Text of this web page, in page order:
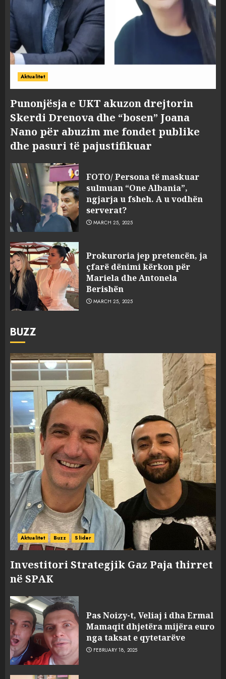
Aktualitet
Punonjësja e UKT akuzon drejtorin
Skerdi Drenova dhe “bosen” Joana
Nano për abuzim me fondet publike
dhe pasuri të pajustifikuar
FOTO/ Persona të maskuar
sulmuan “One Albania”,
ngjarja u fsheh. A u vodhën
serverat?
MARCH 25, 2025
Prokuroria jep pretencën, ja
çfarë dënimi kërkon për
Mariela dhe Antonela
Berishën
MARCH 25, 2025
BUZZ
Aktualitet Buzz Slider
Investitori Strategjik Gaz Paja thirret
në SPAK
Pas Noizy-t, Veliaj i dha Ermal
Mamaqit dhjetëra mijëra euro
nga taksat e qytetarëve
FEBRUARY 18, 2025